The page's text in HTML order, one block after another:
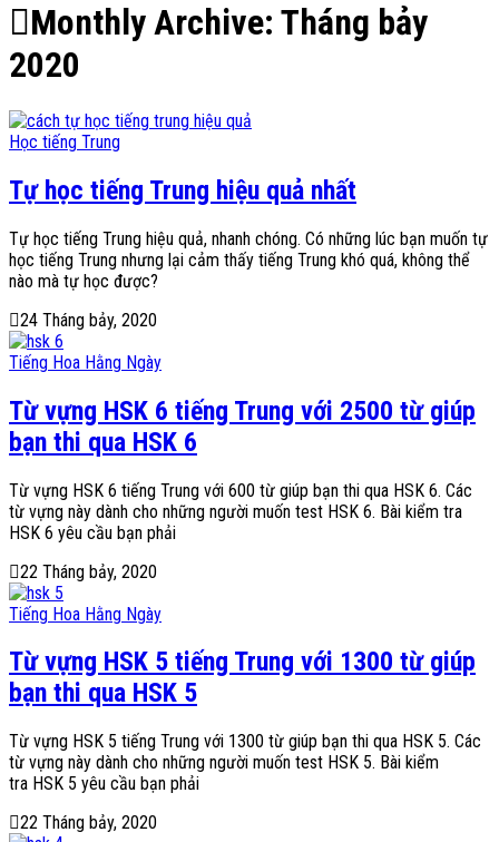
Monthly Archive: Tháng bảy
2020
Học tiếng Trung
Tự học tiếng Trung hiệu quả nhất
Tự học tiếng Trung hiệu quả, nhanh chóng. Có những lúc bạn muốn tự
học tiếng Trung nhưng lại cảm thấy tiếng Trung khó quá, không thể
nào mà tự học được?
24 Tháng bảy, 2020
Tiếng Hoa Hằng Ngày
Từ vựng HSK 6 tiếng Trung với 2500 từ giúp
bạn thi qua HSK 6
Từ vựng HSK 6 tiếng Trung với 600 từ giúp bạn thi qua HSK 6. Các
từ vựng này dành cho những người muốn test HSK 6. Bài kiểm tra
HSK 6 yêu cầu bạn phải
22 Tháng bảy, 2020
Tiếng Hoa Hằng Ngày
Từ vựng HSK 5 tiếng Trung với 1300 từ giúp
bạn thi qua HSK 5
Từ vựng HSK 5 tiếng Trung với 1300 từ giúp bạn thi qua HSK 5. Các
từ vựng này dành cho những người muốn test HSK 5. Bài kiểm
tra HSK 5 yêu cầu bạn phải
22 Tháng bảy, 2020